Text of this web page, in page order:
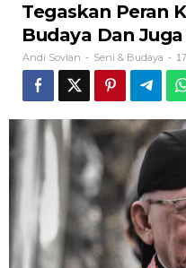
Tegaskan Peran
Budaya Dan
Andi Sovian - Seni & Budaya -